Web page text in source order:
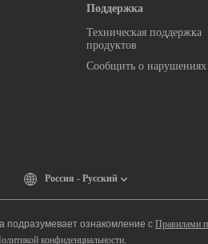
Поддержка
Техническая поддержка
продуктов
Сообщить о нарушениях
Россия - Русский
подразумевает ознакомление с Правилами
конфиденциальности.